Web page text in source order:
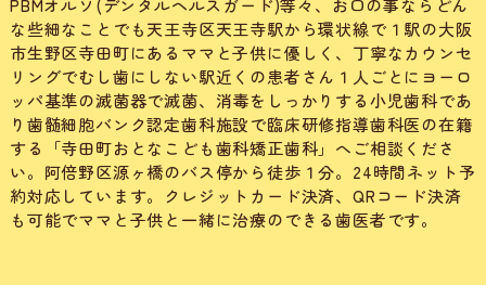
PBMオルソ(デンタルヘルスガード)等々、お口の事ならどん
な些細なことでも天王寺区天王寺駅から環状線で１駅の大阪
市生野区寺田町にあるママと子供に優しく、丁寧なカウンセ
リングでむし歯にしない駅近くの患者さん１人ごとにヨーロ
ッパ基準の滅菌器で滅菌、消毒をしっかりする小児歯科であ
り歯髄細胞バンク認定歯科施設で臨床研修指導歯科医の在籍
する「寺田町おとなこども歯科矯正歯科」へご相談くださ
い。阿倍野区源ヶ橋のバス停から徒歩１分。24時間ネット予
約対応しています。クレジットカード決済、QRコード決済
も可能でママと子供と一緒に治療のできる歯医者です。